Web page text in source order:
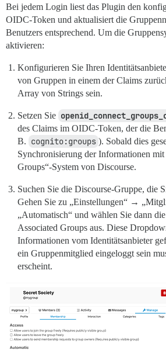
Bei jedem Login liest das Plugin den
OIDC-Token und aktualisiert die
Benutzers entsprechend. Um die
aktivieren:
Konfigurieren Sie Ihren
von Gruppen in einem der Claims
Array von Strings sein.
Setzen Sie
des Claims im OIDC-Token, der die
B. cognito:groups ). Sobald dies
Synchronisierung der Informationen mit
Groups“-System von Discourse.
Suchen Sie die Discourse-Gruppe, die
Gehen Sie zu „Einstellungen“ →
„Automatisch“ und wählen Sie dann
Associated Groups aus. Diese
Informationen vom Identitätsanbieter
ein Gruppenmitglied eingeloggt sein
erscheint.